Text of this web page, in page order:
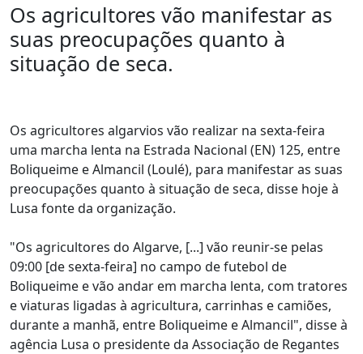
Os agricultores vão manifestar as
suas preocupações quanto à
situação de seca.
Os agricultores algarvios vão realizar na sexta-feira
uma marcha lenta na Estrada Nacional (EN) 125, entre
Boliqueime e Almancil (Loulé), para manifestar as suas
preocupações quanto à situação de seca, disse hoje à
Lusa fonte da organização.
"Os agricultores do Algarve, [...] vão reunir-se pelas
09:00 [de sexta-feira] no campo de futebol de
Boliqueime e vão andar em marcha lenta, com tratores
e viaturas ligadas à agricultura, carrinhas e camiões,
durante a manhã, entre Boliqueime e Almancil", disse à
agência Lusa o presidente da Associação de Regantes